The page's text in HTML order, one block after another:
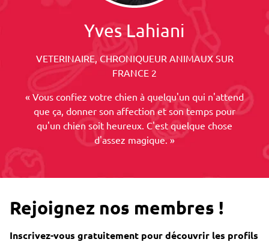
Yves Lahiani
VETERINAIRE, CHRONIQUEUR ANIMAUX SUR
FRANCE 2
« Vous confiez votre chien à quelqu'un qui n'attend
que ça, donner son affection et son temps pour
qu'un chien soit heureux. C'est quelque chose
d'assez magique. »
Rejoignez nos membres !
Inscrivez-vous gratuitement pour découvrir les profils